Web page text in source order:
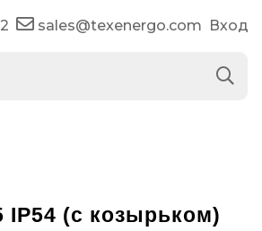
sales@texenergo.com Вход
(с козырьком)